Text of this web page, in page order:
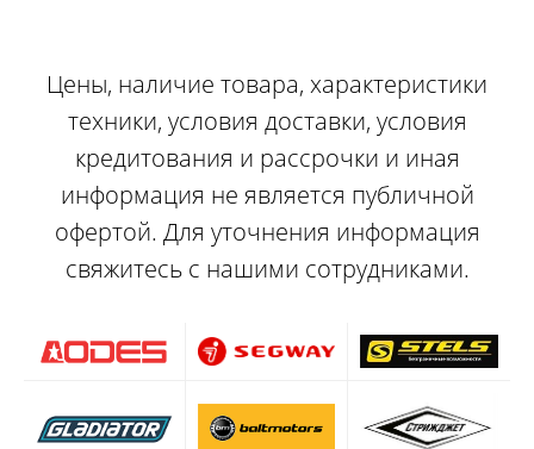
Цены, наличие товара, характеристики
техники, условия доставки, условия
кредитования и рассрочки и иная
информация не является публичной
офертой. Для уточнения информация
свяжитесь с нашими сотрудниками.